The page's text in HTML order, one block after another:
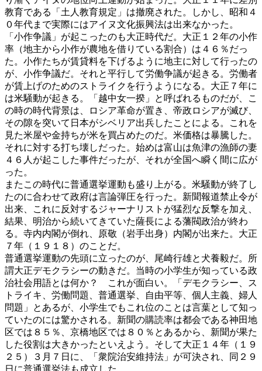
教育である「土人教育規定」は撤廃された。しかし、昭和４
０年代まで実際にはアイヌ文化振興法は出来なかった。
「小作争議」が起こったのも大正時代だ。大正１２年の小作
率（地主から小作が農地を借りている割合）は４６％だっ
た。小作たちが賃貸料を下げるように地主に対して行ったの
が、小作争議だ。それと平行して労働争議が起きる。労働者
が賃上げのためのストライクを行うようになる。大正７年に
は米騒動が起きる。「越中女一揆」と呼ばれるものだが、こ
の時の時代背景は、ロシア革命が置き、帝政ロシアが滅び、
その隙を突いて日本がシベリア出兵したことによる。これを
見た米屋や金持ちが米を買占めたのだ。米価格は暴騰した。
それに対する打ち壊しだった。始めは富山は魚津の漁師の妻
４６人が起こした事件だったが、それが全国へ瞬く間に広が
った。
またこの時代に普通選挙運動も盛り上がる。米騒動が終了し
たのに合わせて政府は言論弾圧を行った。新聞報道禁止令が
出来、これに反対するジャーナリストが猛烈な反撃を加え、
結果、明治から続いてきていた薩長による藩閥政治が終わ
る。寺内内閣が倒れ、原敬（岩手出身）内閣が出来た。大正
７年（１９１８）のことだ。
普通選挙運動の先頭に立ったのが、尾崎行雄と犬養毅だ。所
謂大正デモクラシーの動きだ。当時の小学生が知っている政
治社会用語とは何か？ これが面白い。「デモクラシー、ス
トライキ、労働問題、普通選挙、自由平等、個人主義、婦人
問題」とあるが、小学生でもこれ位のことは言葉として知っ
ていたのには驚かされる。新聞の購読率は都会である神田地
区では８５％、京橋地区では８０％とあるから、新聞が果た
した役割は大きかったといえよう。そして大正１４年（１９
２５）３月７日に、「衆院治安維持法」が可決され、同２９
日に普通選挙法も成立した。